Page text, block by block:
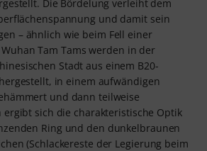
Die Bördelung verleiht dem
und damit sein
– ähnlich wie beim Fell einer
Tam Tams werden in der
Stadt aus einem B20-
in einem aufwändigen
und dann teilweise
ergibt sich die charakteristische Optik
Ring und den dunkelbraunen
(Schlackereste der Legierung beim